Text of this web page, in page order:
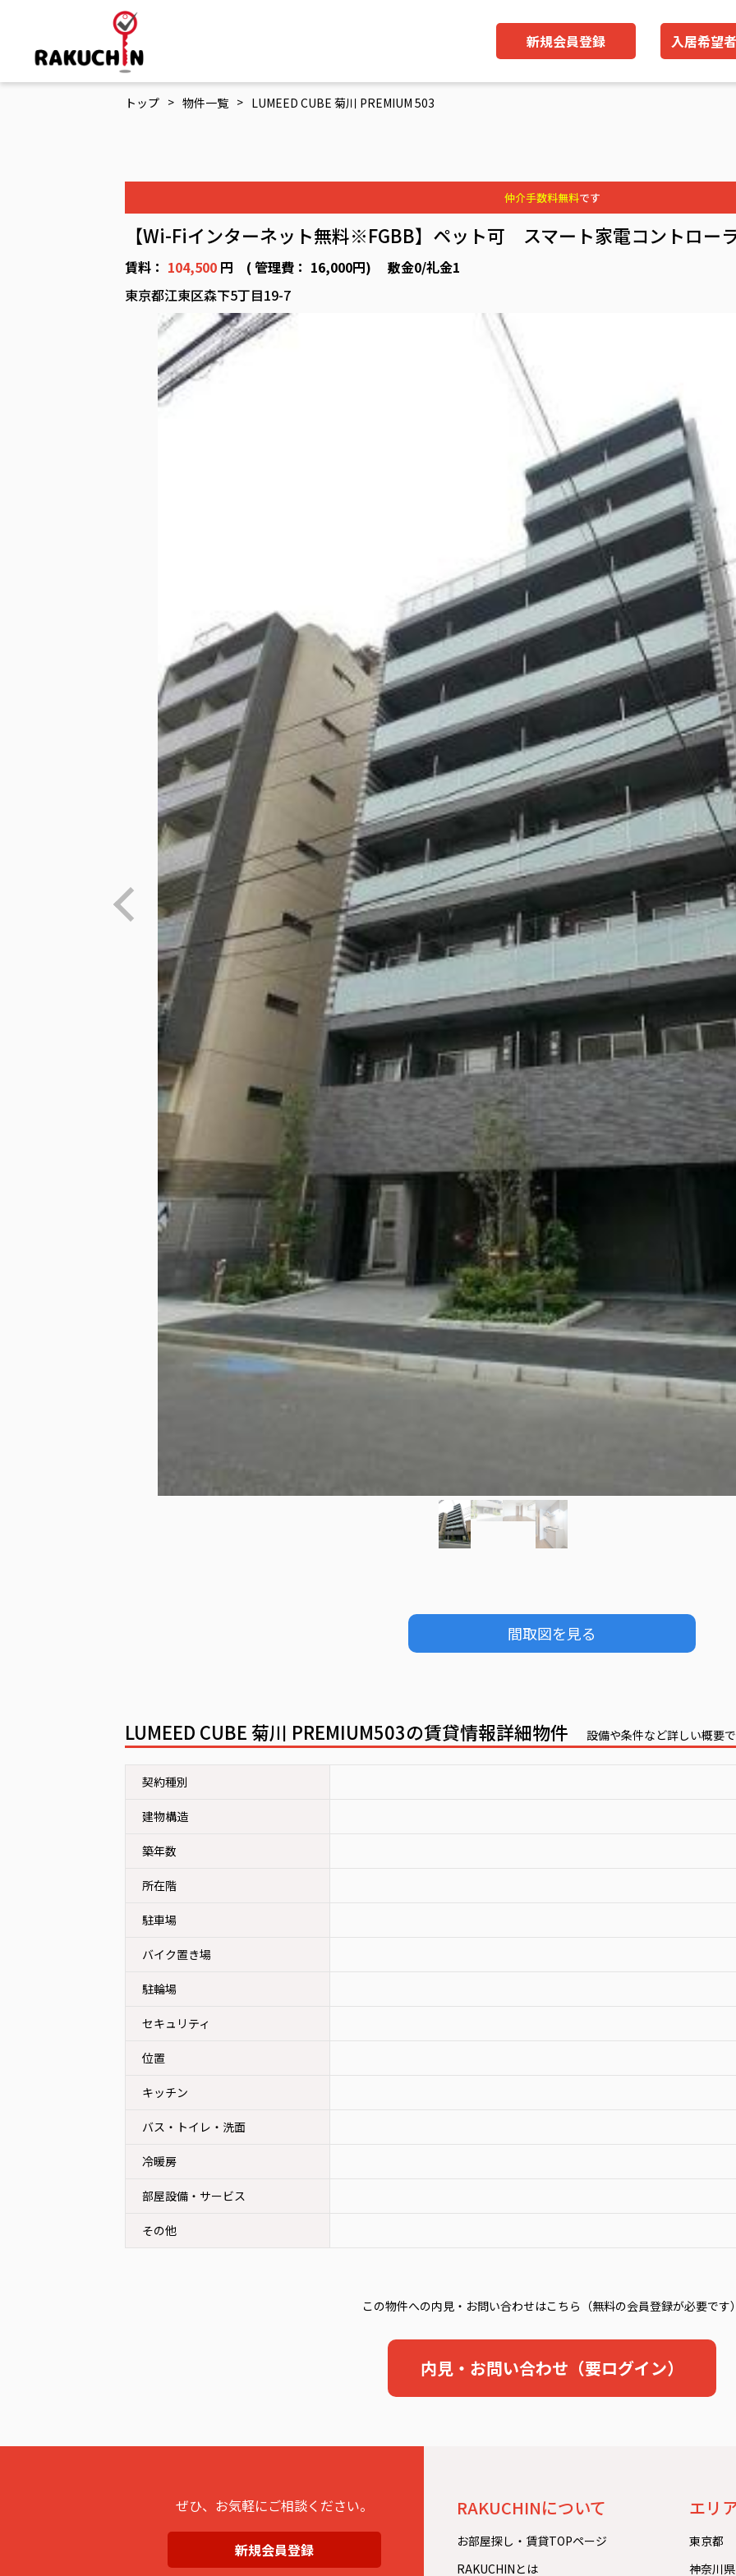
新規会員登録 入居希望
トップ > 物件一覧 > LUMEED CUBE 菊川 PREMIUM 503
仲介手数料無料です
【Wi-Fiインターネット無料※FGBB】ペット可 スマート家電コントロ
賃料： 104,500 円 ( 管理費： 16,000円) 敷金0/礼金1
東京都江東区森下5丁目19-7
間取図を見る
LUMEED CUBE 菊川 PREMIUM503の賃貸情報詳細物件 設備や条件など詳しい概要
契約種別
建物構造
築年数
所在階
駐車場
バイク置き場
駐輪場
セキュリティ
位置
キッチン
バス・トイレ・洗面
冷暖房
部屋設備・サービス
その他
この物件への内見・お問い合わせはこちら（無料の会員登録が必要です
内見・お問い合わせ（要ログイン）
ぜひ、お気軽にご相談ください。
新規会員登録
RAKUCHINについて
お部屋探し・賃貸TOPページ
RAKUCHINとは
エリ
東京都
神奈川県